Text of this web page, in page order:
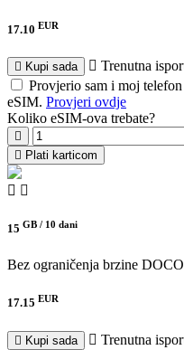
17.10 EUR
Kupi sada
Trenutna
Provjerio sam i moj
eSIM. Provjeri ovdje
Koliko eSIM-ova trebate?
Plati karticom
15 GB / 10 dani
Bez ograničenja brzine
17.15 EUR
Kupi sada
Trenutna